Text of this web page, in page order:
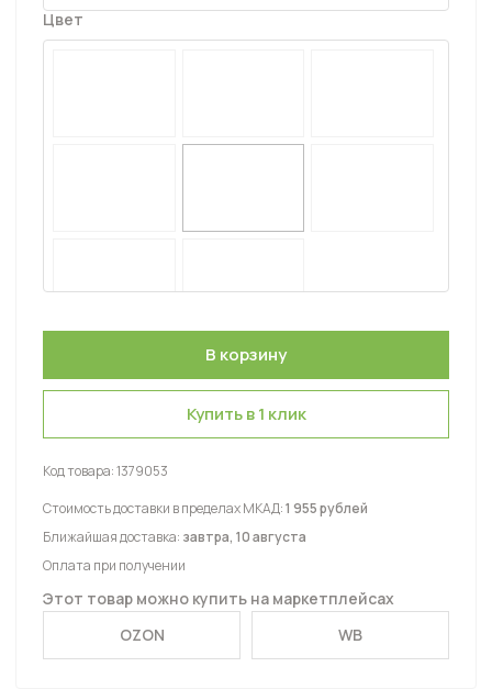
Цвет
Купить в 1 клик
Код товара:1379053
Стоимость доставки в пределах МКАД:1 955 рублей
Ближайшая доставка: завтра, 10 августа
Оплата при получении
Этот товар можно купить на маркетплейсах
OZON
WB